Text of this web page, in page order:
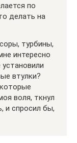
по
делать на
турбины,
интересно
втулки?
воля, ткнул
и спросил бы,